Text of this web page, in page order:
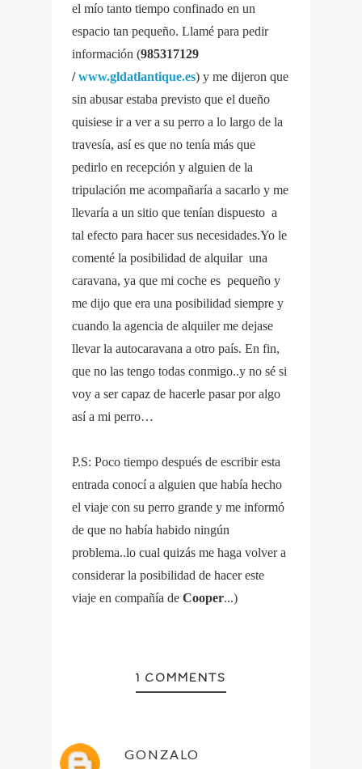
el mío tanto tiempo confinado en un
espacio tan pequeño. Llamé para pedir
información (985317129
/www.gldatlantique.es) y me dijeron que
sin abusar estaba previsto que el dueño
quisiese ir a ver a su perro a lo largo de la
travesía, así es que no tenía más que
pedirlo en recepción y alguien de la
tripulación me acompañaría a sacarlo y me
llevaría a un sitio que tenían dispuesto a
tal efecto para hacer sus necesidades.Yo le
comenté la posibilidad de alquilar una
caravana, ya que mi coche es pequeño y
me dijo que era una posibilidad siempre y
cuando la agencia de alquiler me dejase
llevar la autocaravana a otro país. En fin,
que no las tengo todas conmigo..y no sé si
voy a ser capaz de hacerle pasar por algo
así a mi perro…
P.S: Poco tiempo después de escribir esta
entrada conocí a alguien que había hecho
el viaje con su perro grande y me informó
de que no había habido ningún
problema..lo cual quizás me haga volver a
considerar la posibilidad de hacer este
viaje en compañía de Cooper...)
1 COMMENTS
GONZALO